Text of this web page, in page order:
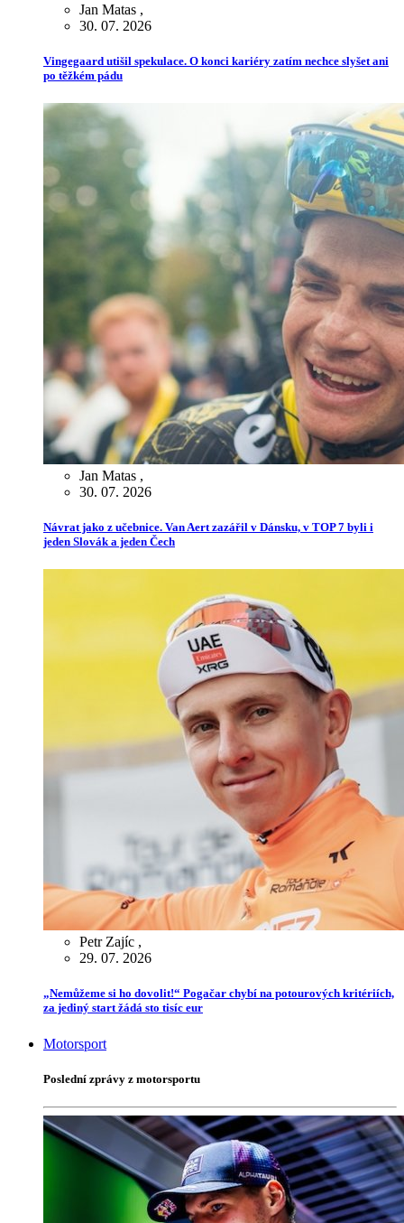
Jan Matas ,
30. 07. 2026
Vingegaard utišil spekulace. O konci kariéry zatím nechce slyšet ani
po těžkém pádu
Jan Matas ,
30. 07. 2026
Návrat jako z učebnice. Van Aert zazářil v Dánsku, v TOP 7 byli i
jeden Slovák a jeden Čech
Petr Zajíc ,
29. 07. 2026
„Nemůžeme si ho dovolit!“ Pogačar chybí na potourových kritériích,
za jediný start žádá sto tisíc eur
Motorsport
Poslední zprávy z motorsportu